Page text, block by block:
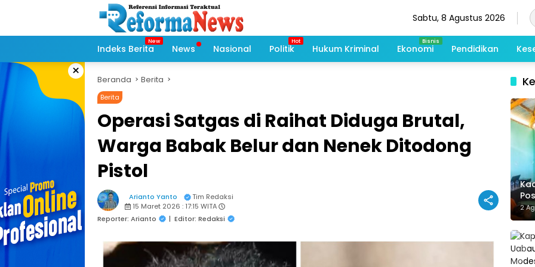
Sabtu, 8 Agustus 2026
Indeks Berita News Nasional Politik Hukum Kriminal Ekonomi Pendidikan
× Beranda Berita
Berita
Operasi Satgas di Raihat Diduga Brutal,
Warga Babak Belur dan Nenek Ditodong
Pistol
Arianto Yanto
Tim Redaksi
15 Maret 2026 : 17:15 WITA
Reporter: Arianto
| Editor: Redaksi
2